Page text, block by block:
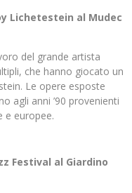
Lichetestein al Mudec
del grande artista
che hanno giocato un
Le opere esposte
agli anni ’90 provenienti
e europee.
Festival al Giardino